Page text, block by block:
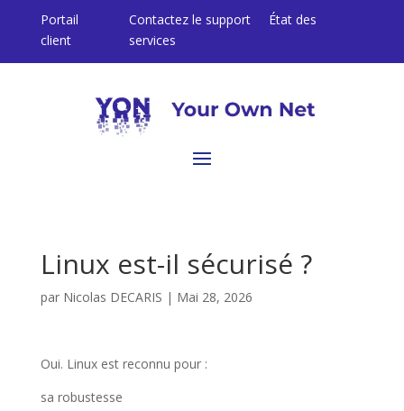
Portail
client
Contactez le support
État des
services
Linux est-il sécurisé ?
par Nicolas DECARIS | Mai 28, 2026
Oui. Linux est reconnu pour :
sa robustesse